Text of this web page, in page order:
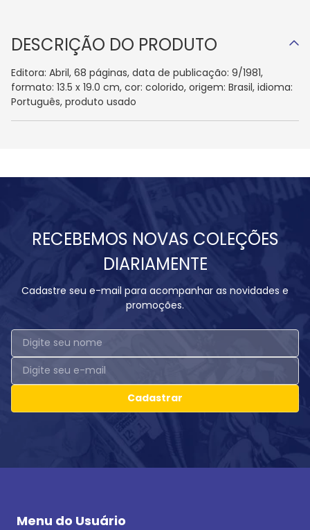
DESCRIÇÃO DO PRODUTO
Editora: Abril, 68 páginas, data de publicação: 9/1981,
formato: 13.5 x 19.0 cm, cor: colorido, origem: Brasil, idioma:
Português, produto usado
RECEBEMOS NOVAS COLEÇÕES
DIARIAMENTE
Cadastre seu e-mail para acompanhar as novidades e
promoções.
Cadastrar
Menu do Usuário